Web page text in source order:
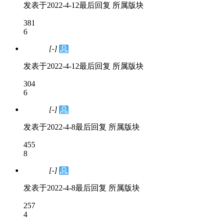
发表于2022-4-12最后回复 所属版块
381
6
[-]
发表于2022-4-12最后回复 所属版块
304
6
[-]
发表于2022-4-8最后回复 所属版块
455
8
[-]
发表于2022-4-8最后回复 所属版块
257
4